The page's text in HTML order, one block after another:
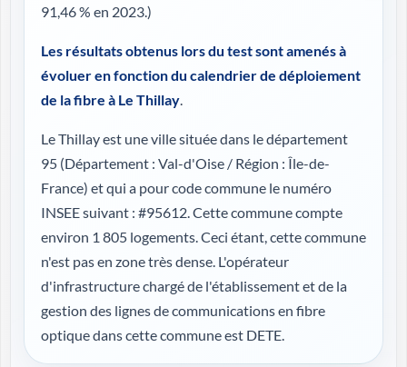
91,46 % en 2023.)
Les résultats obtenus lors du test sont amenés à
évoluer en fonction du calendrier de déploiement
de la fibre à Le Thillay.
Le Thillay est une ville située dans le département
95 (Département : Val-d'Oise / Région : Île-de-
France) et qui a pour code commune le numéro
INSEE suivant : #95612. Cette commune compte
environ 1 805 logements. Ceci étant, cette commune
n'est pas en zone très dense. L'opérateur
d'infrastructure chargé de l'établissement et de la
gestion des lignes de communications en fibre
optique dans cette commune est DETE.